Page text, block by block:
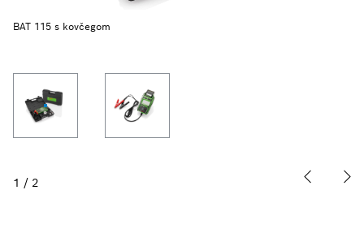
BAT 115 s kovčegom
1 / 2